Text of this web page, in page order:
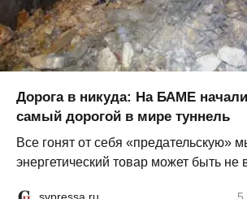
Дорога в никуда: На БАМЕ
самый дорогой в мире туннель
Все гонят от себя «предательскую»
энергетический товар может быть не